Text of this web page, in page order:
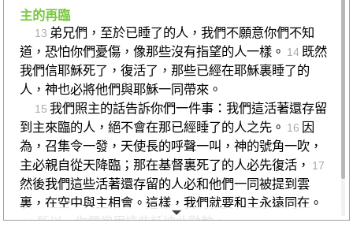
主的再臨
13 弟兄們，至於已睡了的人，我們不願意你們不知
道，恐怕你們憂傷，像那些沒有指望的人一樣。 14 既然
我們信耶穌死了，復活了，那些已經在耶穌裏睡了的
人，神也必將他們與耶穌一同帶來。
15 我們照主的話告訴你們一件事：我們這活著還存留
到主來臨的人，絕不會在那已經睡了的人之先。 16 因
為，召集令一發，天使長的呼聲一叫，神的號角一吹，
主必親自從天降臨；那在基督裏死了的人必先復活，
17
然後我們這些活著還存留的人必和他們一同被提到雲
裏，在空中與主相會。這樣，我們就要和主永遠同在。
18所以，你們當用這些話彼此勸勉。